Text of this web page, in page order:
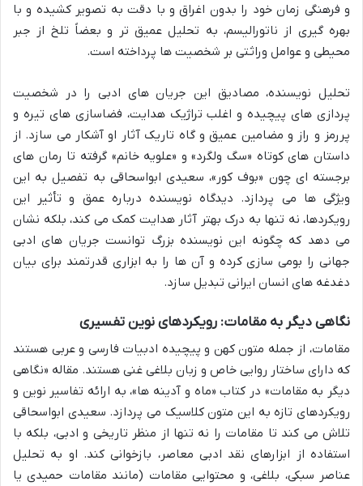
و فرهنگی زمان خود را بدون اغراق و با دقت به تصویر کشیده و با
بهره گیری از ناتورالیسم، به تحلیل عمیق تر و بعضاً تلخ از جبر
محیطی و عوامل وراثتی بر شخصیت ها پرداخته است.
تحلیل نویسنده، مصادیق این جریان های ادبی را در شخصیت
پردازی های پیچیده و اغلب تراژیک هدایت، فضاسازی های تیره و
پررمز و راز و مضامین عمیق و گاه تاریک آثار او آشکار می سازد. از
داستان های کوتاه «سگ ولگرد» و «علویه خانم» گرفته تا رمان های
برجسته ای چون «بوف کور»، سعیدی ابواسحاقی به تفصیل به این
ویژگی ها می پردازد. دیدگاه نویسنده درباره عمق و تأثیر این
رویکردها، نه تنها به درک بهتر آثار هدایت کمک می کند، بلکه نشان
می دهد که چگونه این نویسنده بزرگ توانست جریان های ادبی
جهانی را بومی سازی کرده و آن ها را به ابزاری قدرتمند برای بیان
دغدغه های انسان ایرانی تبدیل سازد.
نگاهی دیگر به مقامات: رویکردهای نوین تفسیری
مقامات، از جمله متون کهن و پیچیده ادبیات فارسی و عربی هستند
که دارای ساختار روایی خاص و زبان بلاغی غنی هستند. مقاله «نگاهی
دیگر به مقامات» در کتاب «ماه و آدینه ها»، به ارائه تفاسیر نوین و
رویکردهای تازه به این متون کلاسیک می پردازد. سعیدی ابواسحاقی
تلاش می کند تا مقامات را نه تنها از منظر تاریخی و ادبی، بلکه با
استفاده از ابزارهای نقد ادبی معاصر، بازخوانی کند. او به تحلیل
عناصر سبکی، بلاغی، و محتوایی مقامات (مانند مقامات حمیدی یا